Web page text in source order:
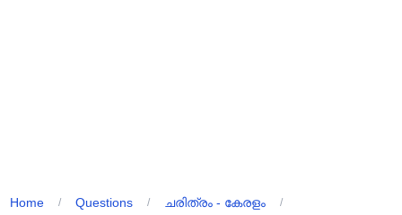
Home / Questions / ചരിത്രം - കേരളം /